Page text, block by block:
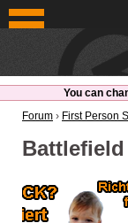
OldSchoolHack
You can
Forum › First Person
Battlefield